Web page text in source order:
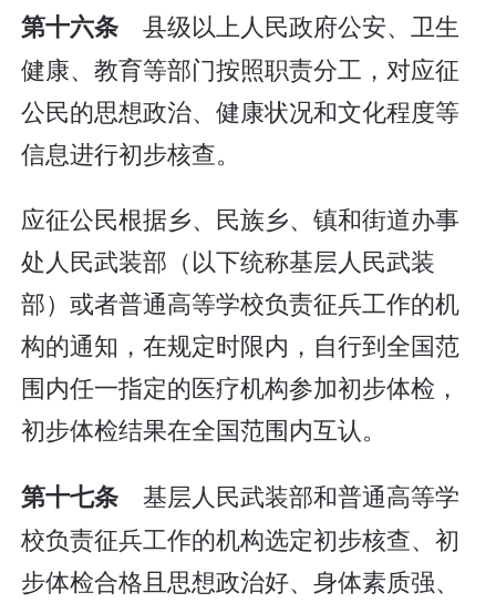
第十六条 县级以上人民政府公安、卫生
健康、教育等部门按照职责分工，对应征
公民的思想政治、健康状况和文化程度等
信息进行初步核查。
应征公民根据乡、民族乡、镇和街道办事
处人民武装部（以下统称基层人民武装
部）或者普通高等学校负责征兵工作的机
构的通知，在规定时限内，自行到全国范
围内任一指定的医疗机构参加初步体检，
初步体检结果在全国范围内互认。
第十七条 基层人民武装部和普通高等学
校负责征兵工作的机构选定初步核查、初
步体检合格且思想政治好、身体素质强、